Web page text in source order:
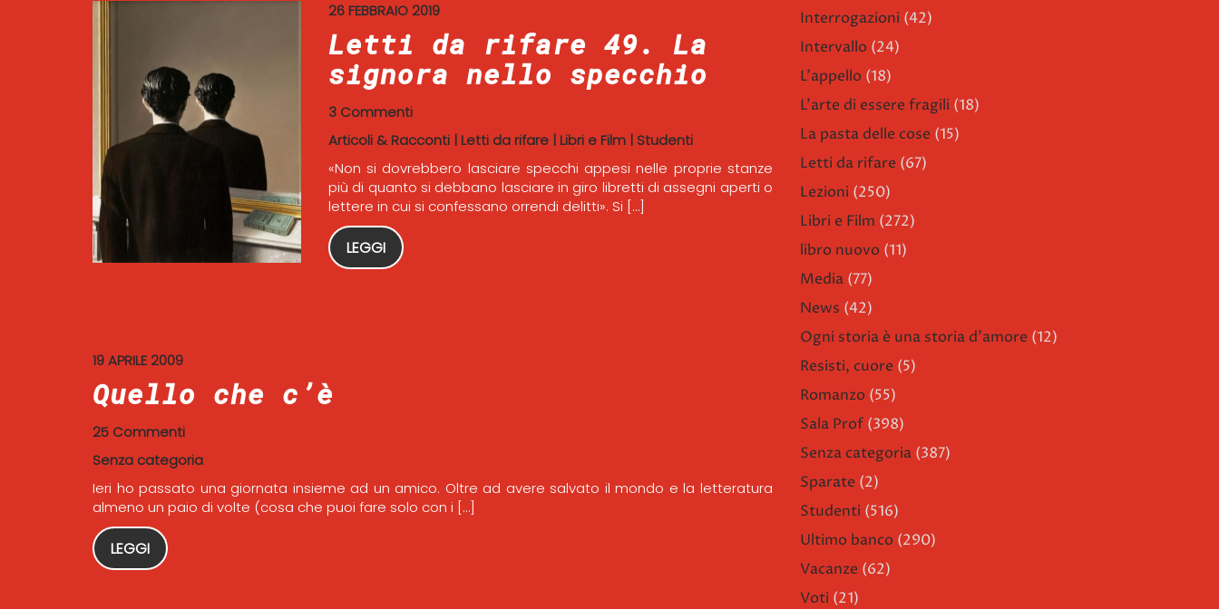
26 FEBBRAIO 2019
Letti da rifare 49. La
signora nello specchio
3 Commenti
Articoli & Racconti| Letti da rifare| Libri e Film| Studenti
«Non si dovrebbero lasciare specchi appesi nelle proprie stanze
più di quanto si debbano lasciare in giro libretti di assegni aperti o
lettere in cui si confessano orrendi delitti». Si […]
LEGGI
19 APRILE 2009
Quello che c’è
25 Commenti
Senza categoria
Ieri ho passato una giornata insieme ad un amico. Oltre ad avere salvato il mondo e la letteratura
almeno un paio di volte (cosa che puoi fare solo con i […]
LEGGI
Interrogazioni (42)
Intervallo (24)
L'appello (18)
L'arte di essere fragili (18)
La pasta delle cose (15)
Letti da rifare (67)
Lezioni (250)
Libri e Film (272)
libro nuovo (11)
Media (77)
News (42)
Ogni storia è una storia d'amore (12)
Resisti, cuore (5)
Romanzo (55)
Sala Prof (398)
Senza categoria (387)
Sparate (2)
Studenti (516)
Ultimo banco (290)
Vacanze (62)
Voti (21)